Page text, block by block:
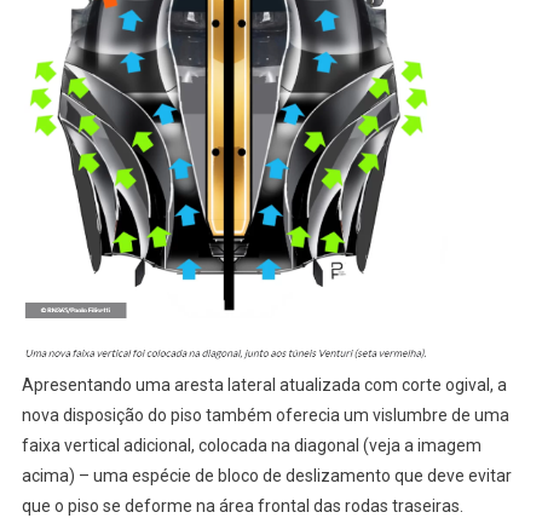
Apresentando uma aresta lateral atualizada com corte ogival, a
nova disposição do piso também oferecia um vislumbre de uma
faixa vertical adicional, colocada na diagonal (veja a imagem
acima) – uma espécie de bloco de deslizamento que deve evitar
que o piso se deforme na área frontal das rodas traseiras.